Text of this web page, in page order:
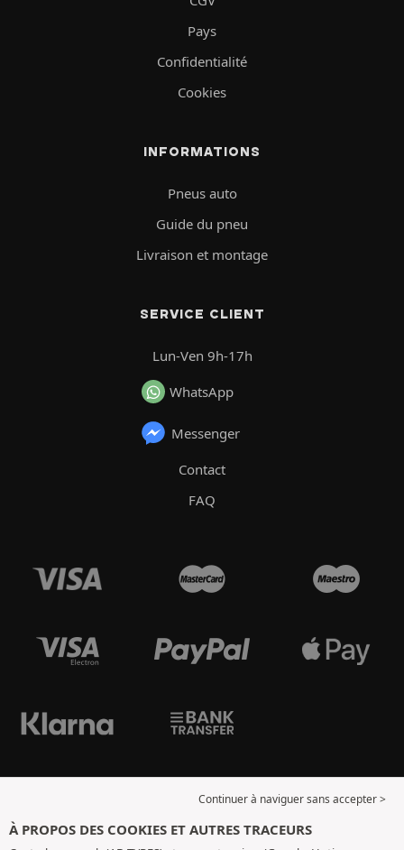
Pays
Confidentialité
Cookies
INFORMATIONS
Pneus auto
Guide du pneu
Livraison et montage
SERVICE CLIENT
Lun-Ven 9h-17h
WhatsApp
Messenger
Contact
FAQ
Continuer à naviguer sans accepter >
À PROPOS DES COOKIES ET AUTRES TRACEURS